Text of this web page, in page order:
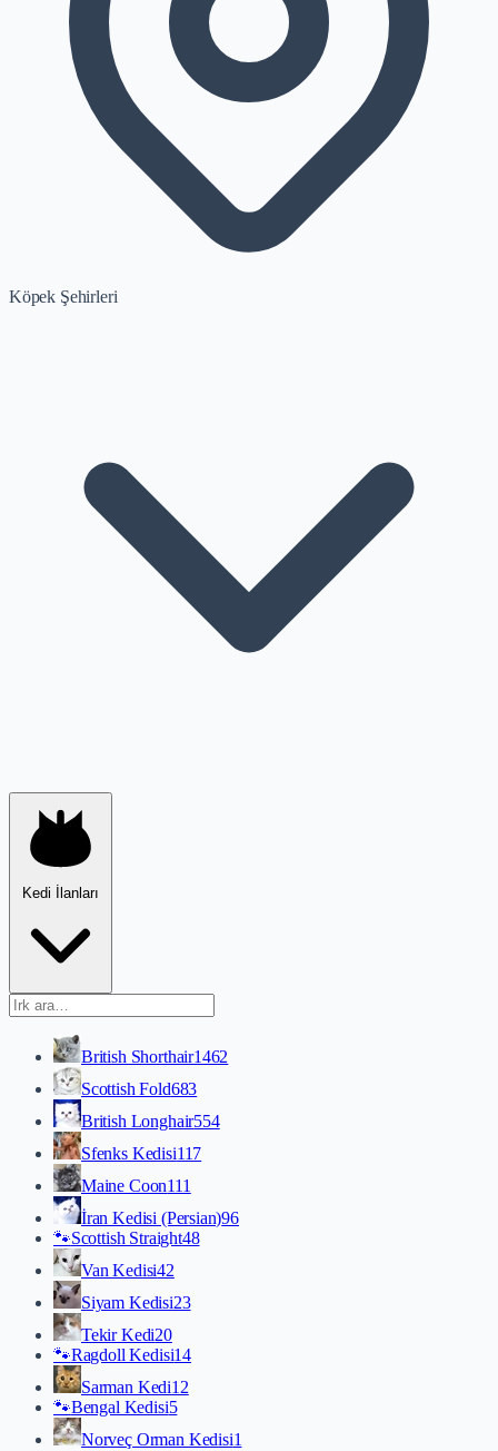
Köpek Şehirleri
Kedi İlanları
British Shorthair1462
Scottish Fold683
British Longhair554
Sfenks Kedisi117
Maine Coon111
İran Kedisi (Persian)96
🐾Scottish Straight48
Van Kedisi42
Siyam Kedisi23
Tekir Kedi20
🐾Ragdoll Kedisi14
Sarman Kedi12
🐾Bengal Kedisi5
Norveç Orman Kedisi1